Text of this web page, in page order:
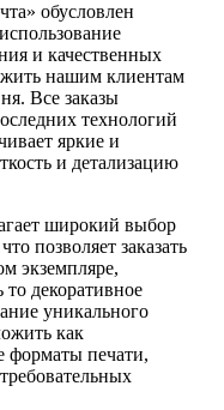
обусловлен
и качественных
нашим клиентам
Все заказы
технологий
яркие и
и детализацию
широкий выбор
позволяет заказать
экземпляре,
декоративное
уникального
как
форматы печати,